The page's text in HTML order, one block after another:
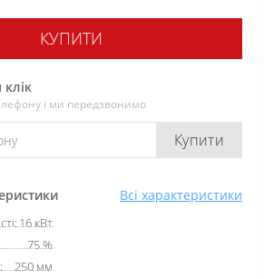
Всі характеристики
16 кВт
75 %
250 мм
КУПИТИ
і ми передзвонимо
Купити